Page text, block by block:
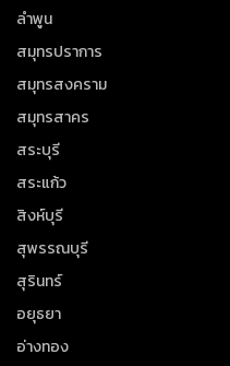
ลำพูน
สมุทรปราการ
สมุทรสงคราม
สมุทรสาคร
สระบุรี
สระแก้ว
สิงห์บุรี
สุพรรณบุรี
สุรินทร์
อยุธยา
อ่างทอง